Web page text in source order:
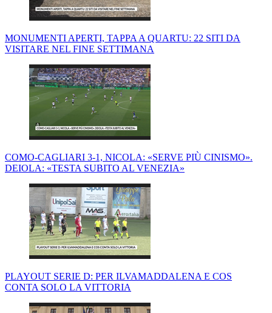
MONUMENTI APERTI, TAPPA A QUARTU: 22 SITI DA
VISITARE NEL FINE SETTIMANA
COMO-CAGLIARI 3-1, NICOLA: «SERVE PIÙ CINISMO».
DEIOLA: «TESTA SUBITO AL VENEZIA»
PLAYOUT SERIE D: PER ILVAMADDALENA E COS
CONTA SOLO LA VITTORIA